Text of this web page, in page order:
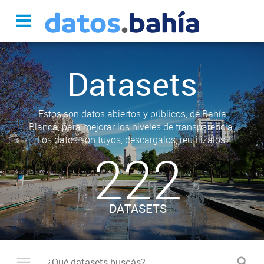
Datasets
Estos son datos abiertos y públicos, de Bahía
Blanca, para mejorar los niveles de transparencia.
Los datos son tuyos, descargalos, reutilizalos.
222
DATASETS